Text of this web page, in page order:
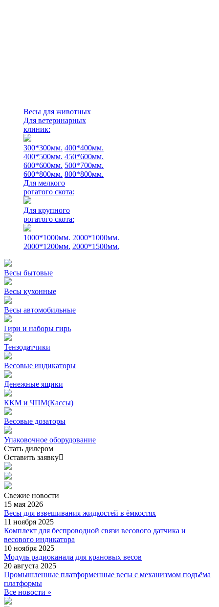
Весы для животных
Для ветеринарных
клиник:
300*300мм. 400*400мм.
400*500мм. 450*600мм.
600*600мм. 500*700мм.
600*800мм. 800*800мм.
Для мелкого
рогатого скота:
Для крупного
рогатого скота:
1000*1000мм. 2000*1000мм.
2000*1200мм. 2000*1500мм.
Весы бытовые
Весы кухонные
Весы автомобильные
Гири и наборы гирь
Тензодатчики
Весовые индикаторы
Денежные ящики
ККМ и ЧПМ(Кассы)
Весовые дозаторы
Упаковочное оборудование
Стать дилером
Оставить заявку
Свежие новости
15 мая 2026
Весы для взвешивания жидкостей в ёмкостях
11 ноября 2025
Комплект для беспроводной связи весового датчика и
весового индикатора
10 ноября 2025
Модуль радиоканала для крановых весов
20 августа 2025
Промышленные платформенные весы с механизмом подъёма
платформы
Все новости »